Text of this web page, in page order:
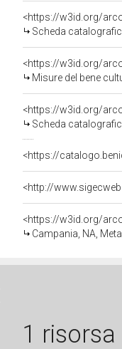
<https://w3id.org/
Scheda
<https://w3id.org/
Misure del bene
<https://w3id.org/
Scheda
<https://
<http://
<https://w3id.org/
Campania, NA, Meta
1 risorsa